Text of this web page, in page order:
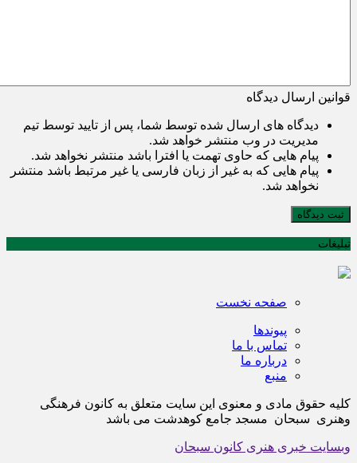
قوانین ارسال دیدگاه
دیدگاه های ارسال شده توسط شما، پس از تایید توسط تیم
مدیریت در وب منتشر خواهد شد.
پیام هایی که حاوی تهمت یا افترا باشد منتشر نخواهد شد.
پیام هایی که به غیر از زبان فارسی یا غیر مرتبط باشد منتشر
نخواهد شد.
ثبت دیدگاه
تبلیغات
صفحه نخست
پیوندها
تماس با ما
درباره ما
منبع
کلیه حقوق مادی و معنوی این سایت متعلق به کانون فرهنگی
وهنری سبحان مسجد جامع کوهدشت می باشد
وبسایت خبری هنری کانون سبحان